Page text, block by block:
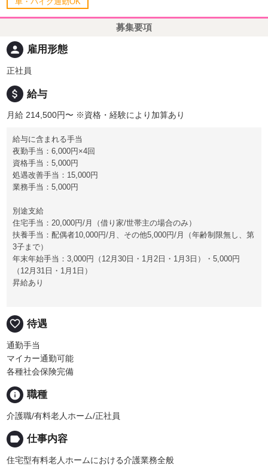
車・バイク通勤OK
募集要項
person 雇用形態
正社員
attach_money 給与
月給 214,500円〜 ※資格・経験により加算あり
給与に含まれる手当
夜勤手当：6,000円×4回
資格手当：5,000円
処遇改善手当：15,000円
業務手当：5,000円
別途支給
住宅手当：20,000円/月（借り家/世帯主の場合のみ）
扶養手当：配偶者10,000円/月、その他5,000円/月（年齢制限無し、第
3子まで）
年末年始手当：3,000円（12月30日・1月2日・1月3日）・5,000円
（12月31日・1月1日）
昇給あり
favorite_border 待遇
通勤手当
マイカー通勤可能
各種社会保険完備
info 職種
介護職/有料老人ホーム/正社員
label 仕事内容
住宅型有料老人ホームにおける介護業務全般